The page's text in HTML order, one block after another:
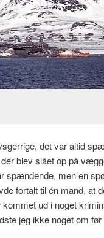
det var altid
blev slået op på
spændende, men en
fortalt til én mand, at
ud i noget
jeg ikke noget om før